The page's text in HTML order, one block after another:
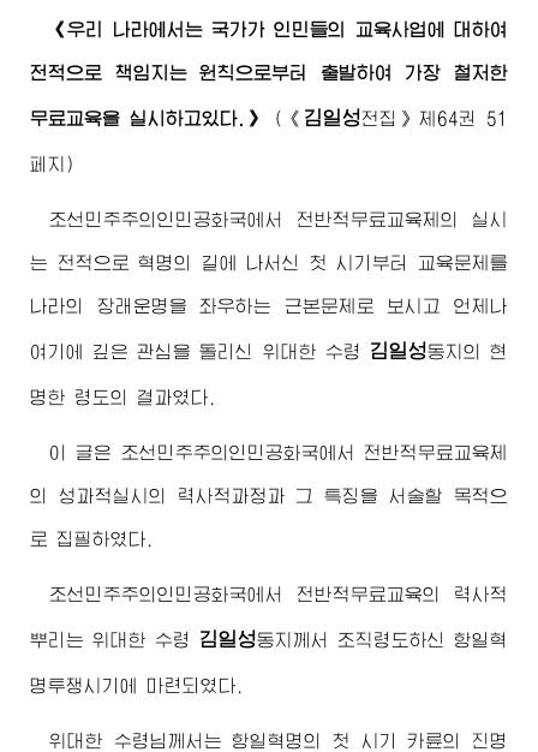
《우리 나라에서는 국가가 인민들의 교육사업에 대하여
전적으로 책임지는 원칙으로부터 출발하여 가장 철저한
무료교육을 실시하고있다.》 ( 《 김일성전집》 제64권 51
페지)
조선민주주의인민공화국에서 전반적무료교육제의 실시
는 전적으로 혁명의 길에 나서신 첫 시기부터 교육문제를
나라의 장래운명을 좌우하는 근본문제로 보시고 언제나
여기에 깊은 관심을 돌리신 위대한 수령 김일성동지 의 현
명한 령도의 결과였다.
이 글은 조선민주주의인민공화국에서 전반적무료교육제
의 성과적실시의 력사적과정과 그 특징을 서술할 목적으
로 집필하였다.
조선민주주의인민공화국에서 전반적무료교육의 력사적
뿌리는 위대한 수령 김일성동지 께서 조직령도하신 항일혁
명투쟁시기에 마련되였다.
위대한 수령님께서 는 항일혁명의 첫 시기 카륜의 진명